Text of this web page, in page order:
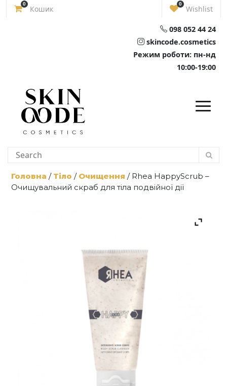
Skip
0
Кошик
0
Wishlist
098 052 44 24
skincode.cosmetics
Режим роботи: пн-нд
10:00-19:00
Головна / Тіло / Очищення / Rhea HappyScrub –
Очищувальний скраб для тіла подвійної дії